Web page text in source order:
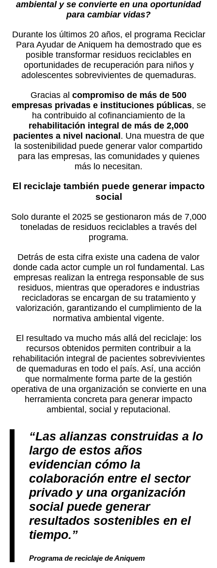
ambiental y se convierte en una oportunidad
para cambiar vidas?
Durante los últimos 20 años, el programa Reciclar
Para Ayudar de Aniquem ha demostrado que es
posible transformar residuos reciclables en
oportunidades de recuperación para niños y
adolescentes sobrevivientes de quemaduras.
Gracias al compromiso de más de 500
empresas privadas e instituciones públicas, se
ha contribuido al cofinanciamiento de la
rehabilitación integral de más de 2,000
pacientes a nivel nacional . Una muestra de que
la sostenibilidad puede generar valor compartido
para las empresas, las comunidades y quienes
más lo necesitan.
El reciclaje también puede generar impacto
social
Solo durante el 2025 se gestionaron más de 7,000
toneladas de residuos reciclables a través del
programa.
Detrás de esta cifra existe una cadena de valor
donde cada actor cumple un rol fundamental. Las
empresas realizan la entrega responsable de sus
residuos, mientras que operadores e industrias
recicladoras se encargan de su tratamiento y
valorización, garantizando el cumplimiento de la
normativa ambiental vigente.
El resultado va mucho más allá del reciclaje: los
recursos obtenidos permiten contribuir a la
rehabilitación integral de pacientes sobrevivientes
de quemaduras en todo el país. Así, una acción
que normalmente forma parte de la gestión
operativa de una organización se convierte en una
herramienta concreta para generar impacto
ambiental, social y reputacional.
“Las alianzas construidas a lo
largo de estos años
evidencian cómo la
colaboración entre el sector
privado y una organización
social puede generar
resultados sostenibles en el
tiempo.”
Programa de reciclaje de Aniquem